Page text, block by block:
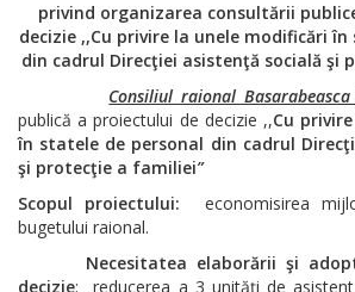
privind organizarea consultării
decizie ,,Cu privire la unele modificări
din cadrul Direcţiei asistenţă socială şi
Consiliul raional
publică a proiectului de decizie ,,Cu
în statele de personal din cadrul
şi protecţie a familiei”
Scopul proiectului: economisirea
bugetului raional.
Necesitatea elaborării şi
decizie: reducerea a 3 unităţi de